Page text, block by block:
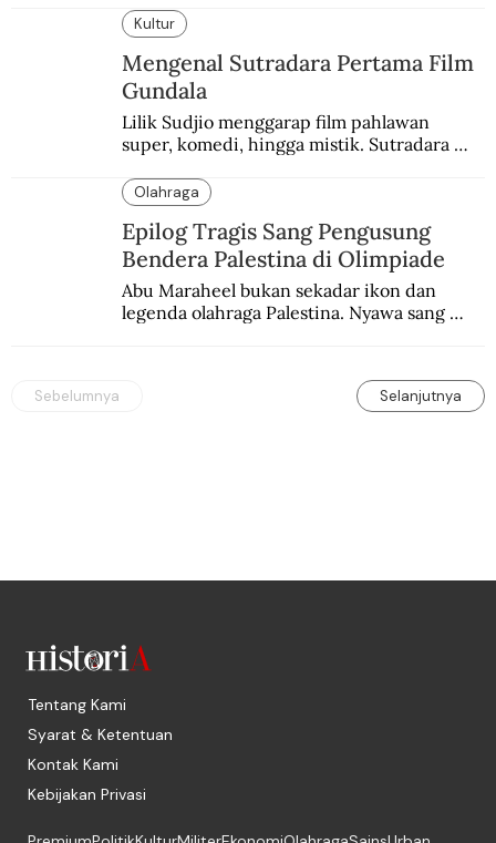
ketegangan antara orang Yahudi dan
penduduk Arab.
Kultur
Mengenal Sutradara Pertama Film
Gundala
Lilik Sudjio menggarap film pahlawan
super, komedi, hingga mistik. Sutradara
Olahraga
Epilog Tragis Sang Pengusung
Bendera Palestina di Olimpiade
Abu Maraheel bukan sekadar ikon dan
legenda olahraga Palestina. Nyawa sang
Sebelumnya Selanjutnya
Tentang Kami
Syarat & Ketentuan
Kontak Kami
Kebijakan Privasi